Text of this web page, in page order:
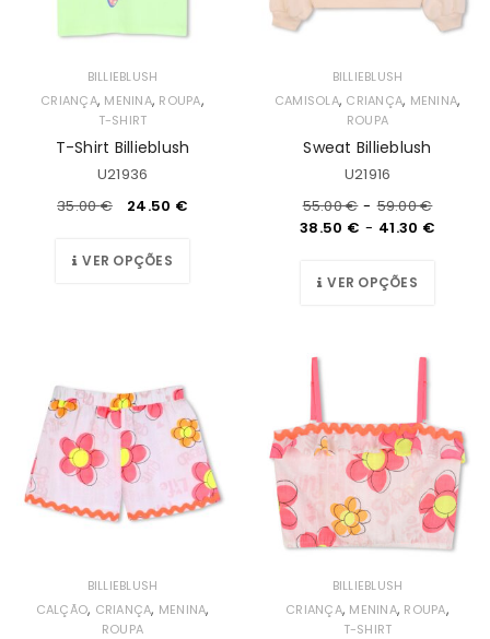
BILLIEBLUSH
CRIANÇA, MENINA, ROUPA,
T-SHIRT
T-Shirt Billieblush
U21936
35.00€ 24.50 €
VER OPÇÕES
BILLIEBLUSH
CAMISOLA, CRIANÇA, MENINA,
ROUPA
Sweat Billieblush
U21916
55.00€ - 59.00€
38.50 € - 41.30 €
VER OPÇÕES
BILLIEBLUSH
CALÇÃO, CRIANÇA, MENINA,
ROUPA
BILLIEBLUSH
CRIANÇA, MENINA, ROUPA,
T-SHIRT